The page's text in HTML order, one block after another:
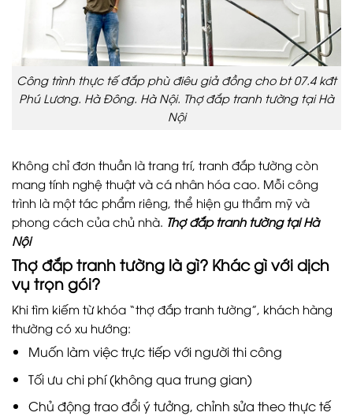
Công trình thực tế đắp phù điêu giả đồng cho bt 07.4 kđt
Phú Lương. Hà Đông. Hà Nội. Thợ đắp tranh tường tại Hà
Nội
Không chỉ đơn thuần là trang trí, tranh đắp tường còn
mang tính nghệ thuật và cá nhân hóa cao. Mỗi công
trình là một tác phẩm riêng, thể hiện gu thẩm mỹ và
phong cách của chủ nhà. Thợ đắp tranh tường tại Hà
Nội
Thợ đắp tranh tường là gì? Khác gì với dịch
vụ trọn gói?
Khi tìm kiếm từ khóa “thợ đắp tranh tường”, khách hàng
thường có xu hướng:
Muốn làm việc trực tiếp với người thi công
Tối ưu chi phí (không qua trung gian)
Chủ động trao đổi ý tưởng, chỉnh sửa theo thực tế